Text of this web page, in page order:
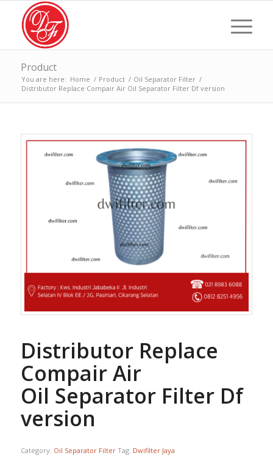
Product
You are here: Home / Product / Oil Separator Filter /
Distributor Replace Compair Air Oil Separator Filter Df version
Distributor Replace
Compair Air
Oil Separator Filter Df
version
Category: Oil Separator Filter Tag: Dwifilter Jaya